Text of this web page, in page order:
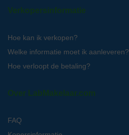
Verkopersinformatie
Hoe kan ik verkopen?
Welke informatie moet ik aanleveren?
Hoe verloopt de betaling?
Over LabMakelaar.com
FAQ